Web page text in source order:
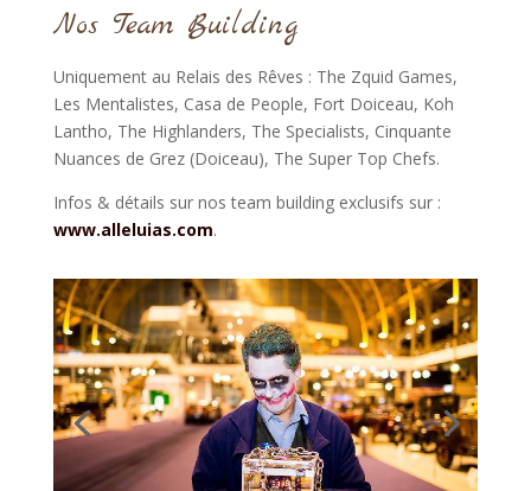
Nos Team Building
Uniquement au Relais des Rêves : The Zquid Games,
Les Mentalistes, Casa de People, Fort Doiceau, Koh
Lantho, The Highlanders, The Specialists, Cinquante
Nuances de Grez (Doiceau), The Super Top Chefs.
Infos & détails sur nos team building exclusifs sur :
www.alleluias.com.